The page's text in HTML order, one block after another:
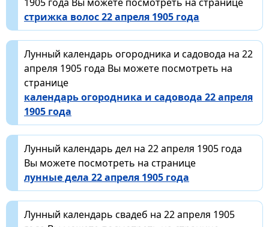
стрижка волос 22 апреля 1905 года
Лунный календарь огородника и садовода на 22
апреля 1905 года Вы можете посмотреть на
странице
календарь огородника и садовода 22 апреля
1905 года
Лунный календарь дел на 22 апреля 1905 года
Вы можете посмотреть на странице
лунные дела 22 апреля 1905 года
Лунный календарь свадеб на 22 апреля 1905